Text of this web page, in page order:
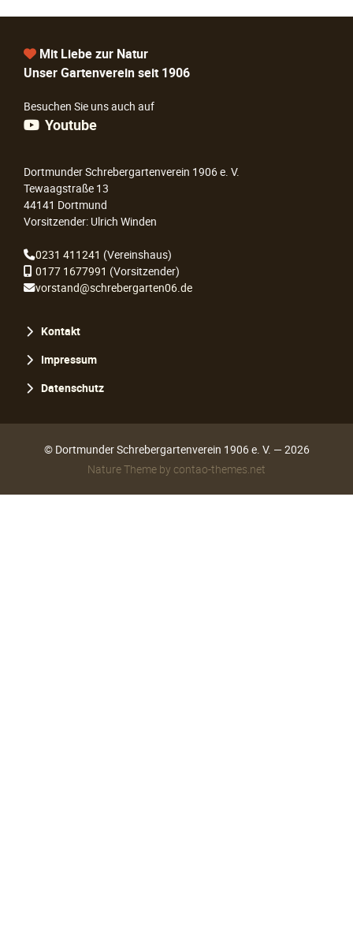
Mit Liebe zur Natur
Unser Gartenverein seit 1906
Besuchen Sie uns auch auf
Youtube
Dortmunder Schrebergartenverein 1906 e. V.
Tewaagstraße 13
44141 Dortmund
Vorsitzender: Ulrich Winden
0231 411241 (Vereinshaus)
0177 1677991 (Vorsitzender)
vorstand@schrebergarten06.de
überspringen
Kontakt
Impressum
Datenschutz
© Dortmunder Schrebergartenverein 1906 e. V. — 2026
Nature Theme by contao-themes.net